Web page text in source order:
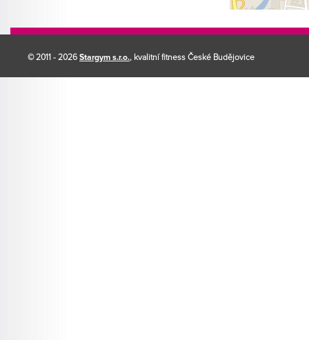
© 2011 - 2026 Stargym s.r.o., kvalitní fitness České Budějovice